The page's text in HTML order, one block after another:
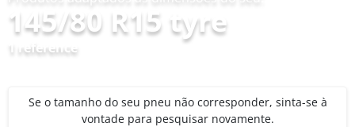
145/80 R15 tyre
1 reference
Se o tamanho do seu pneu não corresponder, sinta-se à
vontade para pesquisar novamente.